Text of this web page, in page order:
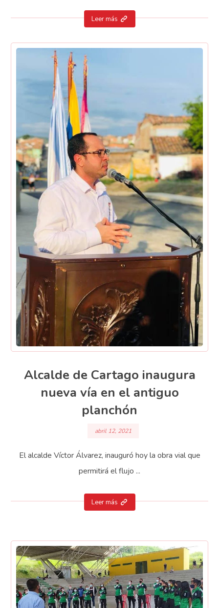
Leer más
Alcalde de Cartago inaugura
nueva vía en el antiguo
planchón
abril 12, 2021
El alcalde Víctor Álvarez, inauguró hoy la obra vial que
permitirá el flujo ...
Leer más